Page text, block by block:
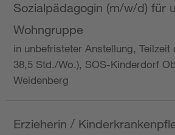
Sozialpädagogin (m/w/d) für
Wohngruppe
in unbefristeter Anstellung, Teilzeit
38,5 Std./Wo.), SOS-Kinderdorf
Weidenberg
Erzieherin /